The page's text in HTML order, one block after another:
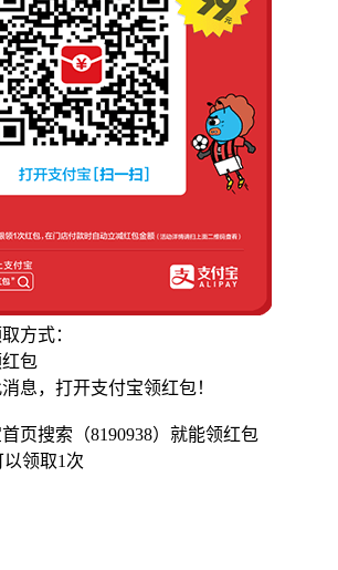
方式：
包
息，打开支付宝领红包！
页搜索（8190938）就能领红包
以领取1次